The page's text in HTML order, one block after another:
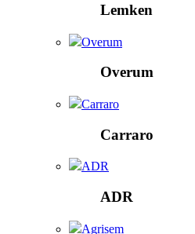
Lemken
Overum
Overum
Carraro
Carraro
ADR
ADR
Agrisem